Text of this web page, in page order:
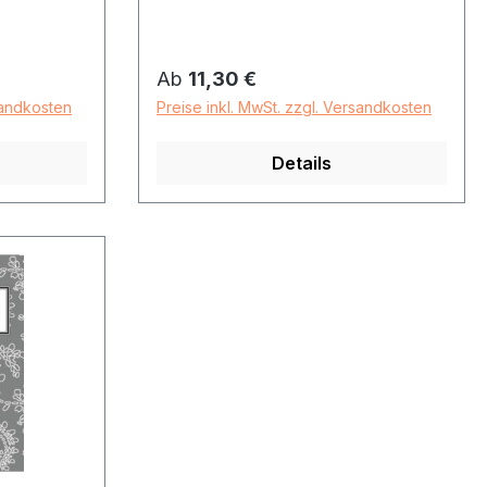
Regulärer Preis:
Ab 11,30 €
Preise inkl. MwSt. zzgl. Versandkosten
Details